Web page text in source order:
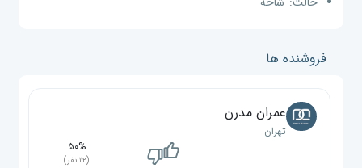
فروشنده ها
عمران مدرن
تهران
۵۰%
(۱۱۲ نفر)